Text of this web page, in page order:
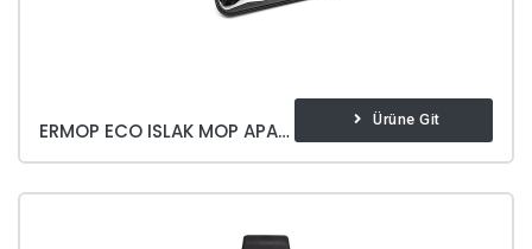
ERMOP ECO ISLAK MOP APARATI Ürüne Git